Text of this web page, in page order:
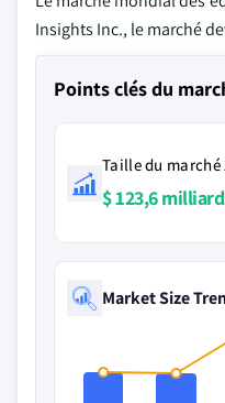
Insights Inc., le marché
Points clés du
Taille du marché
$ 123,6
Market Size